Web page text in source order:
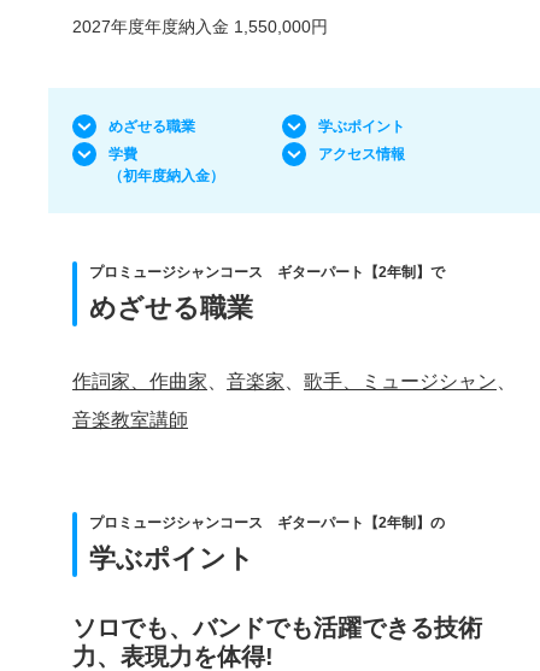
2027年度年度納入金 1,550,000円
めざせる職業
学ぶポイント
学費
（初年度納入金）
アクセス情報
プロミュージシャンコース ギターパート【2年制】で
めざせる職業
作詞家、作曲家 音楽家 歌手、ミュージシャン
音楽教室講師
プロミュージシャンコース ギターパート【2年制】の
学ぶポイント
ソロでも、バンドでも活躍できる技術
力、表現力を体得!